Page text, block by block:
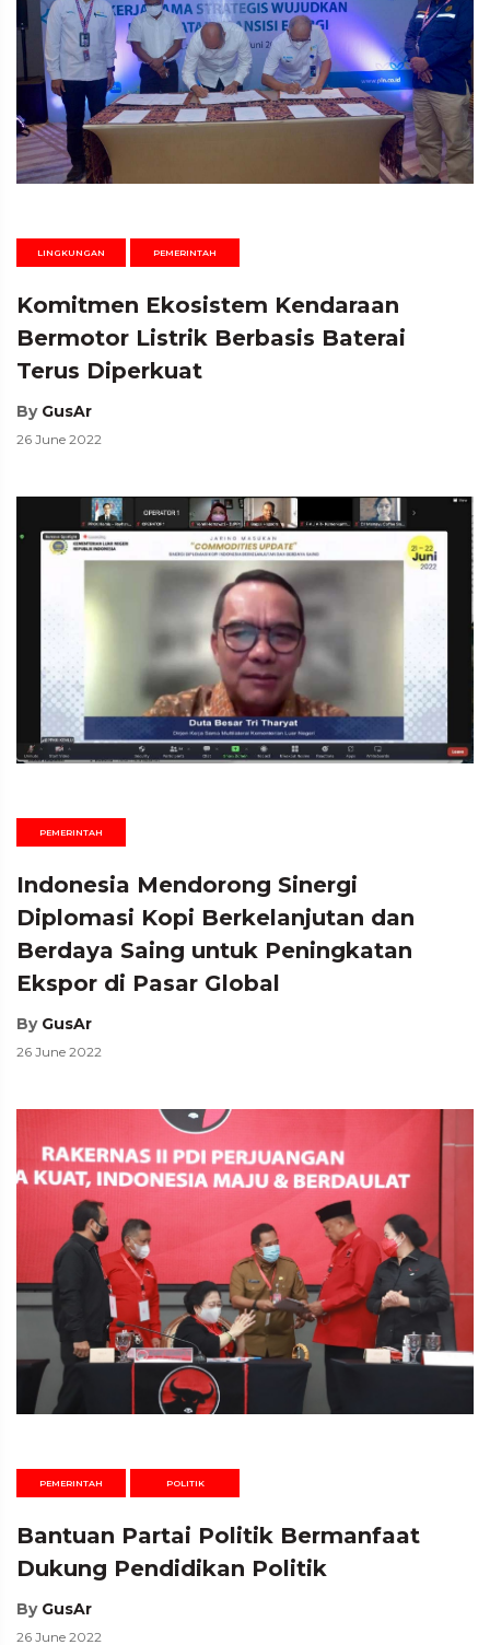
LINGKUNGAN PEMERINTAH
Komitmen Ekosistem Kendaraan
Bermotor Listrik Berbasis Baterai
Terus Diperkuat
By GusAr
26 June 2022
PEMERINTAH
Indonesia Mendorong Sinergi
Diplomasi Kopi Berkelanjutan dan
Berdaya Saing untuk Peningkatan
Ekspor di Pasar Global
By GusAr
26 June 2022
PEMERINTAH POLITIK
Bantuan Partai Politik Bermanfaat
Dukung Pendidikan Politik
By GusAr
26 June 2022